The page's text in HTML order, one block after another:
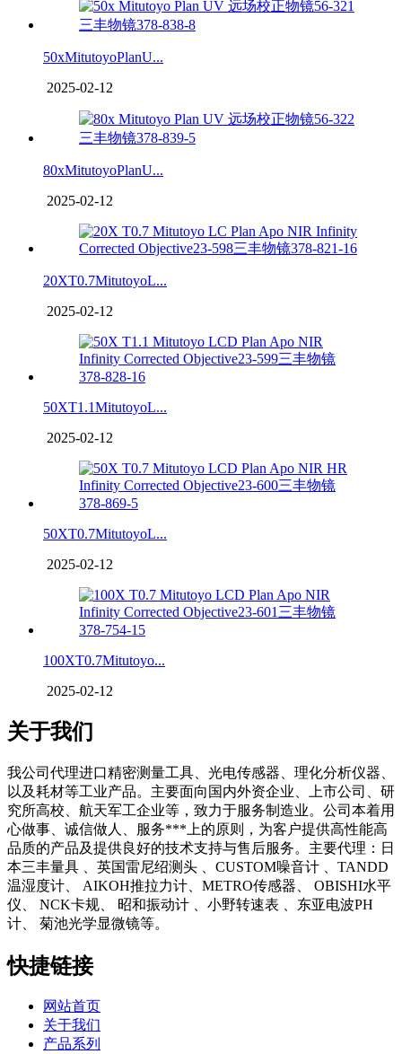
50xMitutoyoPlanU...
2025-02-12
80xMitutoyoPlanU...
2025-02-12
20XT0.7MitutoyoL...
2025-02-12
50XT1.1MitutoyoL...
2025-02-12
50XT0.7MitutoyoL...
2025-02-12
100XT0.7Mitutoyo...
2025-02-12
关于我们
我公司代理进口精密测量工具、光电传感器、理化分析仪器、
以及耗材等工业产品。主要面向国内外资企业、上市公司、研
究所高校、航天军工企业等，致力于服务制造业。公司本着用
心做事、诚信做人、服务***上的原则，为客户提供高性能高
品质的产品及提供良好的技术支持与售后服务。主要代理：日
本三丰量具 、英国雷尼绍测头 、CUSTOM噪音计 、TANDD
温湿度计、 AIKOH推拉力计、METRO传感器、 OBISHI水平
仪、 NCK卡规、 昭和振动计 、小野转速表 、东亚电波PH
计、 菊池光学显微镜等。
快捷链接
网站首页
关于我们
产品系列